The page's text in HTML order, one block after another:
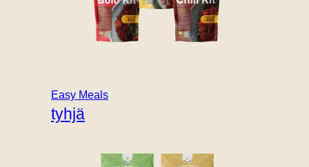
Easy Meals
tyhjä